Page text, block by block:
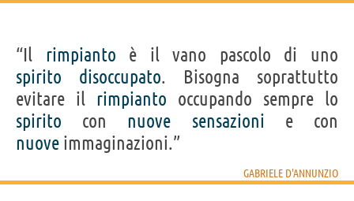
“Il rimpianto è il vano pascolo di uno
spirito
disoccupato. Bisogna soprattutto
evitare il rimpianto occupando sempre lo
spirito con nuove sensazioni e con
nuove immaginazioni.”
GABRIELE D'ANNUNZIO